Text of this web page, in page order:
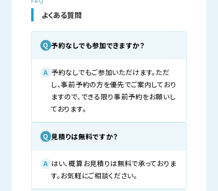
よくある質問
Q 予約なしでも参加できますか？
A 予約なしでもご参加いただけます。ただ
し、事前予約の方を優先でご案内しており
ますので、できる限り事前予約をお願いし
ております。
Q 見積りは無料ですか？
A はい、概算お見積りは無料で承っておりま
す。お気軽にご相談ください。